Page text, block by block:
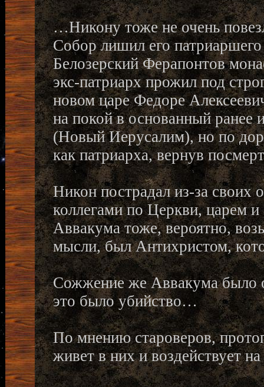
…Никону тоже не очень
Собор лишил его
Белозерский Ферапонтов
экс-патриарх прожил под
новом царе Федоре
на покой в основанный ранее
(Новый Иерусалим), но по
как патриарха, вернув
Никон пострадал из-за своих
коллегами по Церкви, царем
Аввакума тоже, вероятно,
мысли, был Антихристом,
Сожжение же Аввакума было
это было убийство…
По мнению староверов,
живет в них и воздействует